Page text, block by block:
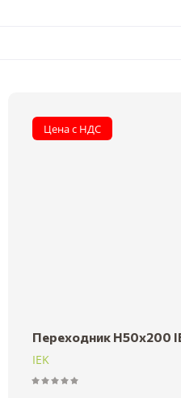
Цена с НДС
Переходник H50х200
IEK